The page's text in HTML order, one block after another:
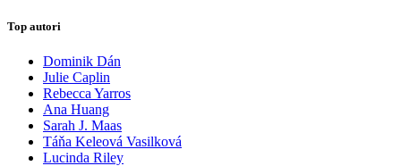
Top autori
Dominik Dán
Julie Caplin
Rebecca Yarros
Ana Huang
Sarah J. Maas
Táňa Keleová Vasilková
Lucinda Riley